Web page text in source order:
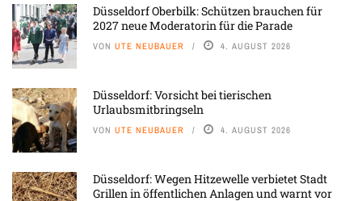
Düsseldorf Oberbilk: Schützen brauchen für
2027 neue Moderatorin für die Parade
VON UTE NEUBAUER 4. AUGUST 2026
Düsseldorf: Vorsicht bei tierischen
Urlaubsmitbringseln
VON UTE NEUBAUER 4. AUGUST 2026
Düsseldorf: Wegen Hitzewelle verbietet Stadt
Grillen in öffentlichen Anlagen und warnt vor